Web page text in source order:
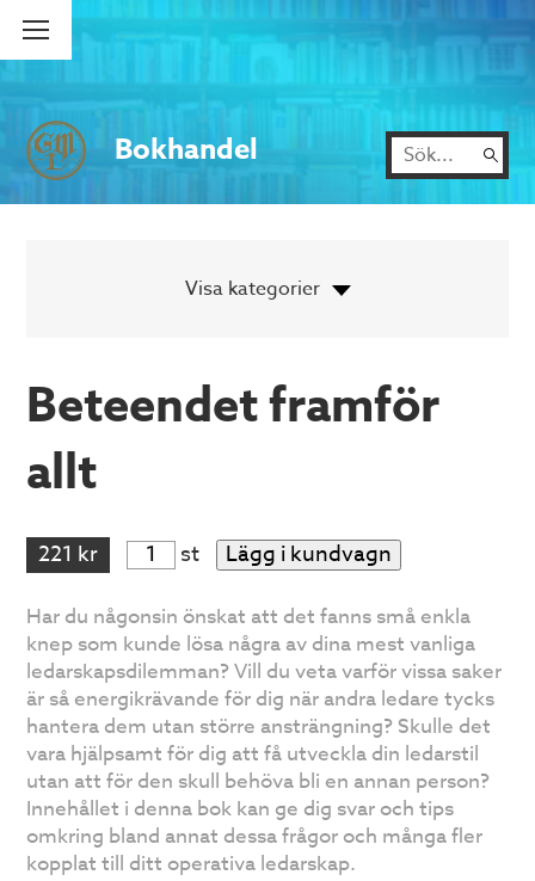
Bokhandel
Beteendet framför
allt
221 kr st Lägg i kundvagn
Har du någonsin önskat att det fanns små enkla
knep som kunde lösa några av dina mest vanliga
ledarskapsdilemman? Vill du veta varför vissa saker
är så energikrävande för dig när andra ledare tycks
hantera dem utan större ansträngning? Skulle det
vara hjälpsamt för dig att få utveckla din ledarstil
utan att för den skull behöva bli en annan person?
Innehållet i denna bok kan ge dig svar och tips
omkring bland annat dessa frågor och många fler
kopplat till ditt operativa ledarskap.